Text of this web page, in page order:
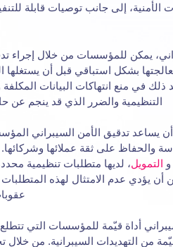
إلى جانب توصيات قابلة
يمكن للمؤسسات من خلال إجراء
بشكل استباقي قبل أن يستغلها
ذلك في منع انتهاكات البيانات المكلفة
التنظيمية والضرر الذي قد ينجم عن
أن يساعد تدقيق الأمن السيبراني
والحفاظ على ثقة عملائها
و التمويل، لديها متطلبات تنظيمية
أن يؤدي عدم الامتثال لهذه
أداة قيّمة للمؤسسات التي تتطلع
من التهديدات السيبرانية. من خلال